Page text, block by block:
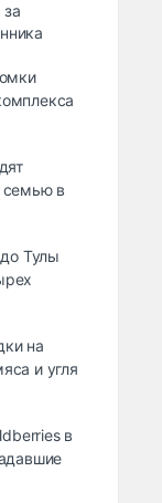
семью в
Тулы
на
и угля
в